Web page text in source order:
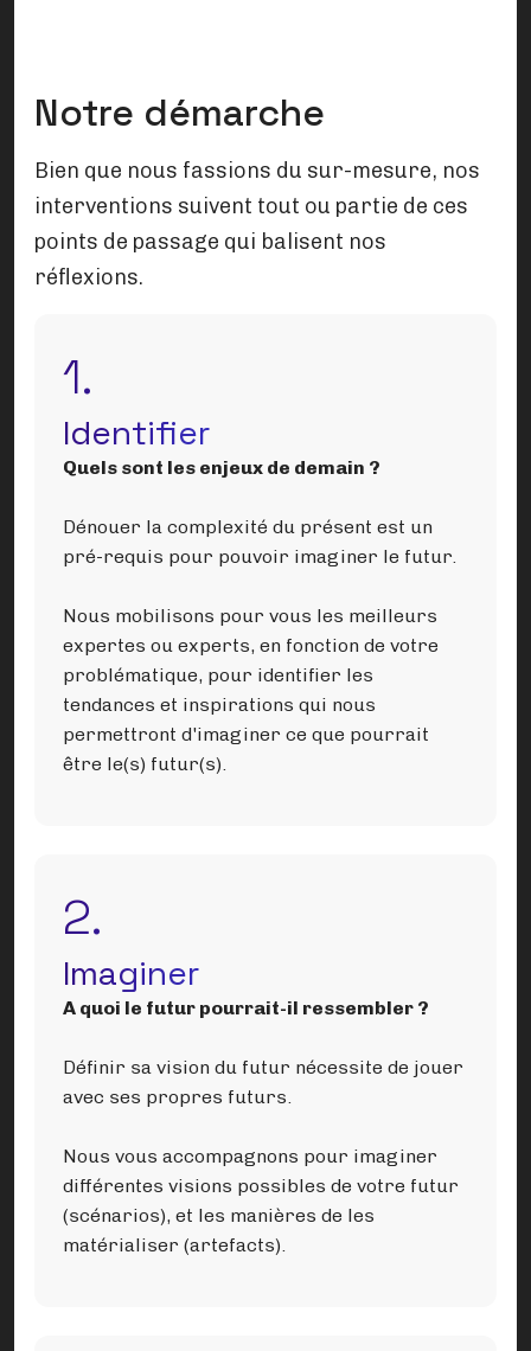
Notre démarche
Bien que nous fassions du sur-mesure, nos
interventions suivent tout ou partie de ces
points de passage qui balisent nos
réflexions.
1.
Identifier
Quels sont les enjeux de demain ?
Dénouer la complexité du présent est un
pré-requis pour pouvoir imaginer le futur.
Nous mobilisons pour vous les meilleurs
expertes ou experts, en fonction de votre
problématique, pour identifier les
tendances et inspirations qui nous
permettront d'imaginer ce que pourrait
être le(s) futur(s).
2.
Imaginer
A quoi le futur pourrait-il ressembler ?
Définir sa vision du futur nécessite de jouer
avec ses propres futurs.
Nous vous accompagnons pour imaginer
différentes visions possibles de votre futur
(scénarios), et les manières de les
matérialiser (artefacts).